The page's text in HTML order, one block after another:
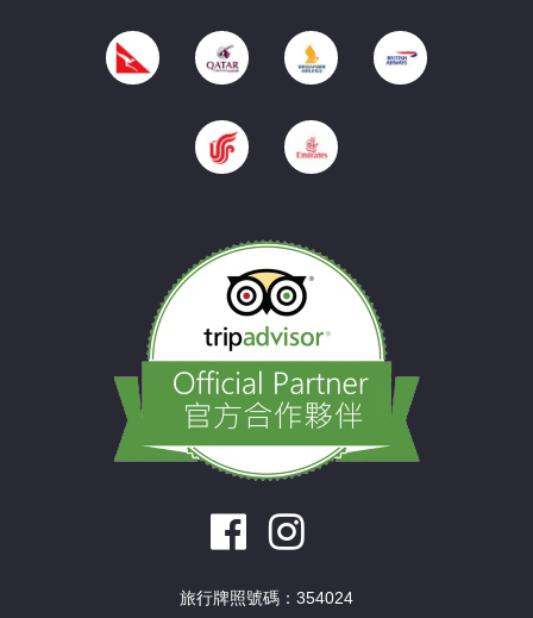
旅行牌照號碼：354024